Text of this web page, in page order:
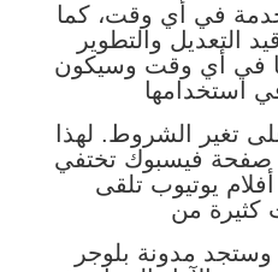
في أي وقت، كما
التعديل والتطوير
في أي وقت وسيكون
استخدامها
تغير الشروط. لهذا
صفحة فيسبوك تختفي
يوتيوب تلقى
كثيرة من
وستجد مدونة بلوجر